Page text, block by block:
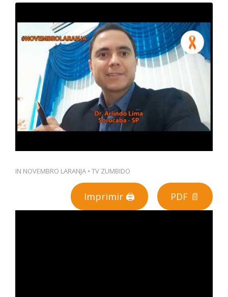
IN NOVEMBRO LARANJA • TV ZUMBIDO
Imprimir 🖨 PDF 📄